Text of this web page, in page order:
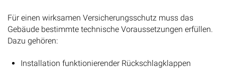
Für einen wirksamen Versicherungsschutz muss das
Gebäude bestimmte technische Voraussetzungen erfüllen.
Dazu gehören:
Installation funktionierender Rückschlagklappen